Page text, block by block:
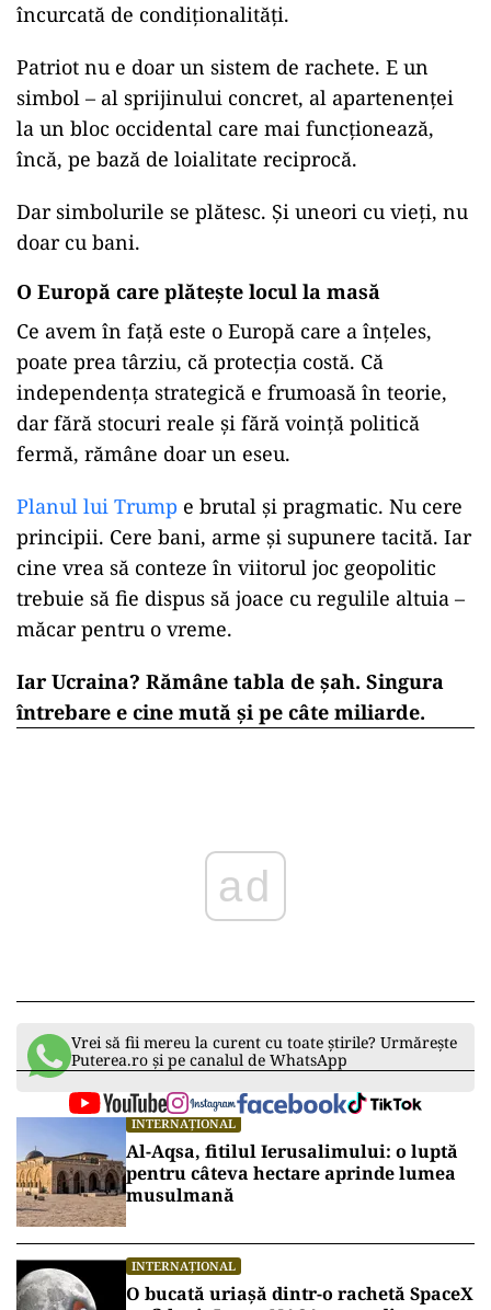
încurcată de condiționalități.
Patriot nu e doar un sistem de rachete. E un
simbol – al sprijinului concret, al apartenenței
la un bloc occidental care mai funcționează,
încă, pe bază de loialitate reciprocă.
Dar simbolurile se plătesc. Și uneori cu vieți, nu
doar cu bani.
O Europă care plătește locul la masă
Ce avem în față este o Europă care a înțeles,
poate prea târziu, că protecția costă. Că
independența strategică e frumoasă în teorie,
dar fără stocuri reale și fără voință politică
fermă, rămâne doar un eseu.
Planul lui Trump e brutal și pragmatic. Nu cere
principii. Cere bani, arme și supunere tacită. Iar
cine vrea să conteze în viitorul joc geopolitic
trebuie să fie dispus să joace cu regulile altuia –
măcar pentru o vreme.
Iar Ucraina? Rămâne tabla de șah. Singura
întrebare e cine mută și pe câte miliarde.
ad
Vrei să fii mereu la curent cu toate știrile? Urmărește
Puterea.ro și pe canalul de WhatsApp
INTERNAȚIONAL
Al-Aqsa, fitilul Ierusalimului: o luptă
pentru câteva hectare aprinde lumea
musulmană
INTERNAȚIONAL
O bucată uriașă dintr-o rachetă SpaceX